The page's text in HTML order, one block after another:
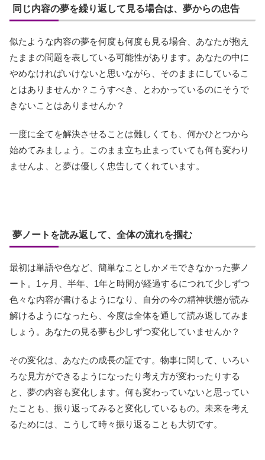
同じ内容の夢を繰り返して見る場合は、夢からの忠告
似たような内容の夢を何度も何度も見る場合、あなたが抱え
たままの問題を表している可能性があります。あなたの中に
やめなければいけないと思いながら、そのままにしているこ
とはありませんか？こうすべき、とわかっているのにそうで
きないことはありませんか？
一度に全てを解決させることは難しくても、何かひとつから
始めてみましょう。このまま立ち止まっていても何も変わり
ませんよ、と夢は優しく忠告してくれています。
夢ノートを読み返して、全体の流れを掴む
最初は単語や色など、簡単なことしかメモできなかった夢ノ
ート。1ヶ月、半年、1年と時間が経過するにつれて少しずつ
色々な内容が書けるようになり、自分の今の精神状態が読み
解けるようになったら、今度は全体を通して読み返してみま
しょう。あなたの見る夢も少しずつ変化していませんか？
その変化は、あなたの成長の証です。物事に関して、いろい
ろな見方ができるようになったり考え方が変わったりする
と、夢の内容も変化します。何も変わっていないと思ってい
たことも、振り返ってみると変化しているもの。未来を考え
るためには、こうして時々振り返ることも大切です。